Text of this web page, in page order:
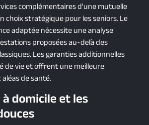
complémentaires d'une mutuelle
choix stratégique pour les seniors. Le
adaptée nécessite une analyse
proposées au-delà des
Les garanties additionnelles
de vie et offrent une meilleure
de santé.
domicile et les